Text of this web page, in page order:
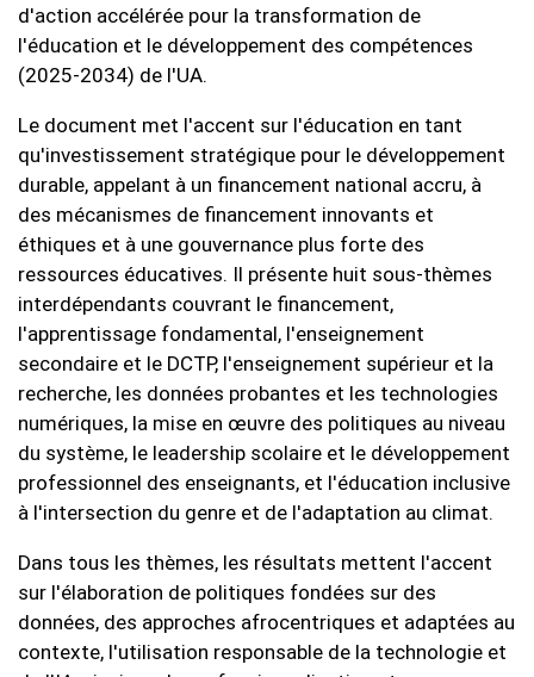
d'action accélérée pour la transformation de
l'éducation et le développement des compétences
(2025-2034) de l'UA.
Le document met l'accent sur l'éducation en tant
qu'investissement stratégique pour le développement
durable, appelant à un financement national accru, à
des mécanismes de financement innovants et
éthiques et à une gouvernance plus forte des
ressources éducatives. Il présente huit sous-thèmes
interdépendants couvrant le financement,
l'apprentissage fondamental, l'enseignement
secondaire et le DCTP, l'enseignement supérieur et la
recherche, les données probantes et les technologies
numériques, la mise en œuvre des politiques au niveau
du système, le leadership scolaire et le développement
professionnel des enseignants, et l'éducation inclusive
à l'intersection du genre et de l'adaptation au climat.
Dans tous les thèmes, les résultats mettent l'accent
sur l'élaboration de politiques fondées sur des
données, des approches afrocentriques et adaptées au
contexte, l'utilisation responsable de la technologie et